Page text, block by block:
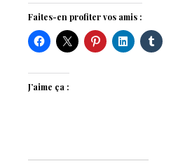
Faites-en profiter vos amis :
J’aime ça :